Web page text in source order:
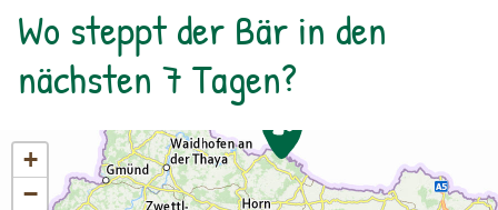
Wo steppt der Bär in den
nächsten 7 Tagen?
+
−